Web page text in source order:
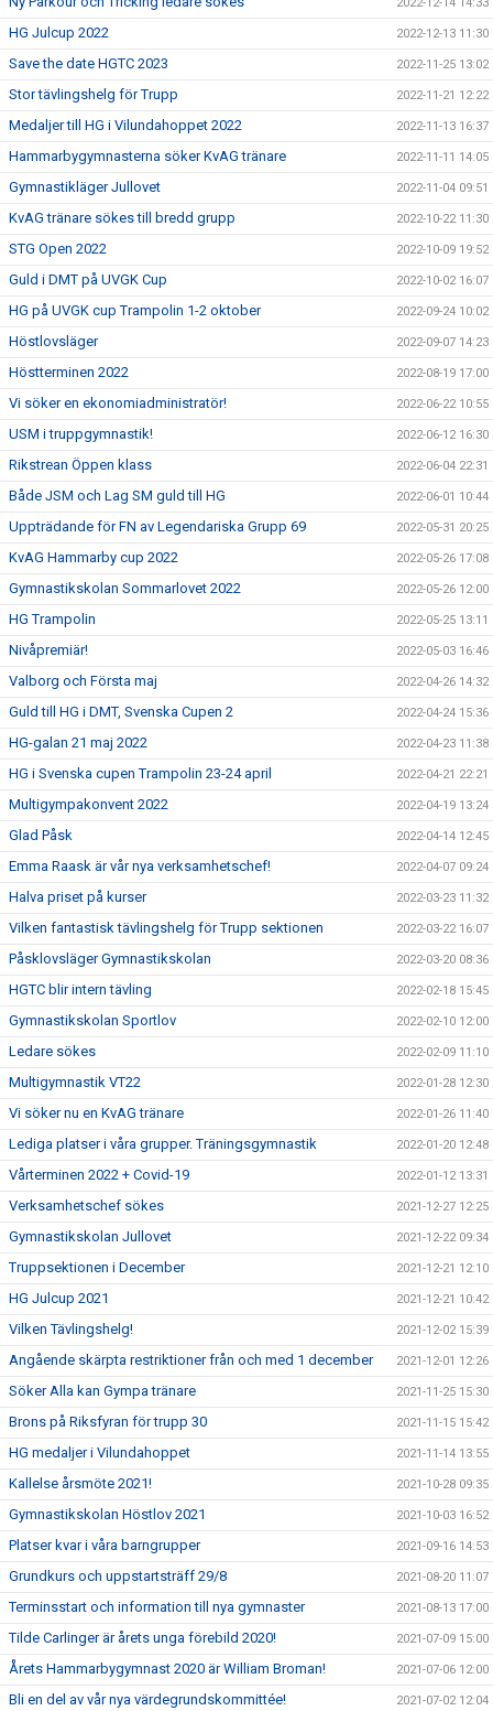
HG Julcup 2022 2022-12-13 11:30
Save the date HGTC 2023 2022-11-25 13:02
Stor tävlingshelg för Trupp 2022-11-21 12:22
Medaljer till HG i Vilundahoppet 2022 2022-11-13 16:37
Hammarbygymnasterna söker KvAG tränare 2022-11-11 14:05
Gymnastikläger Jullovet 2022-11-04 09:51
KvAG tränare sökes till bredd grupp 2022-10-22 11:30
STG Open 2022 2022-10-09 19:52
Guld i DMT på UVGK Cup 2022-10-02 16:07
HG på UVGK cup Trampolin 1-2 oktober 2022-09-24 10:02
Höstlovsläger 2022-09-07 14:23
Höstterminen 2022 2022-08-19 17:00
Vi söker en ekonomiadministratör! 2022-06-22 10:55
USM i truppgymnastik! 2022-06-12 16:30
Rikstrean Öppen klass 2022-06-04 22:31
Både JSM och Lag SM guld till HG 2022-06-01 10:44
Uppträdande för FN av Legendariska Grupp 69 2022-05-31 20:25
KvAG Hammarby cup 2022 2022-05-26 17:08
Gymnastikskolan Sommarlovet 2022 2022-05-26 12:00
HG Trampolin 2022-05-25 13:11
Nivåpremiär! 2022-05-03 16:46
Valborg och Första maj 2022-04-26 14:32
Guld till HG i DMT, Svenska Cupen 2 2022-04-24 15:36
HG-galan 21 maj 2022 2022-04-23 11:38
HG i Svenska cupen Trampolin 23-24 april 2022-04-21 22:21
Multigympakonvent 2022 2022-04-19 13:24
Glad Påsk 2022-04-14 12:45
Emma Raask är vår nya verksamhetschef! 2022-04-07 09:24
Halva priset på kurser 2022-03-23 11:32
Vilken fantastisk tävlingshelg för Trupp sektionen 2022-03-22 16:07
Påsklovsläger Gymnastikskolan 2022-03-20 08:36
HGTC blir intern tävling 2022-02-18 15:45
Gymnastikskolan Sportlov 2022-02-10 12:00
Ledare sökes 2022-02-09 11:10
Multigymnastik VT22 2022-01-28 12:30
Vi söker nu en KvAG tränare 2022-01-26 11:40
Lediga platser i våra grupper. Träningsgymnastik 2022-01-20 12:48
Vårterminen 2022 + Covid-19 2022-01-12 13:31
Verksamhetschef sökes 2021-12-27 12:25
Gymnastikskolan Jullovet 2021-12-22 09:34
Truppsektionen i December 2021-12-21 12:10
HG Julcup 2021 2021-12-21 10:42
Vilken Tävlingshelg! 2021-12-02 15:39
Angående skärpta restriktioner från och med 1 december 2021-12-01 12:26
Söker Alla kan Gympa tränare 2021-11-25 15:30
Brons på Riksfyran för trupp 30 2021-11-15 15:42
HG medaljer i Vilundahoppet 2021-11-14 13:55
Kallelse årsmöte 2021! 2021-10-28 09:35
Gymnastikskolan Höstlov 2021 2021-10-03 16:52
Platser kvar i våra barngrupper 2021-09-16 14:53
Grundkurs och uppstartsträff 29/8 2021-08-20 11:07
Terminsstart och information till nya gymnaster 2021-08-13 17:00
Tilde Carlinger är årets unga förebild 2020! 2021-07-09 15:00
Årets Hammarbygymnast 2020 är William Broman! 2021-07-06 12:00
Bli en del av vår nya värdegrundskommittée! 2021-07-02 12:04